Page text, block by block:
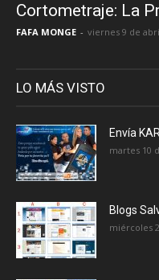
Cortometraje: La
FAFA MONGE - viernes 9 de
LO MÁS VISTO
Envía
martes 10
Blogs
miércoles